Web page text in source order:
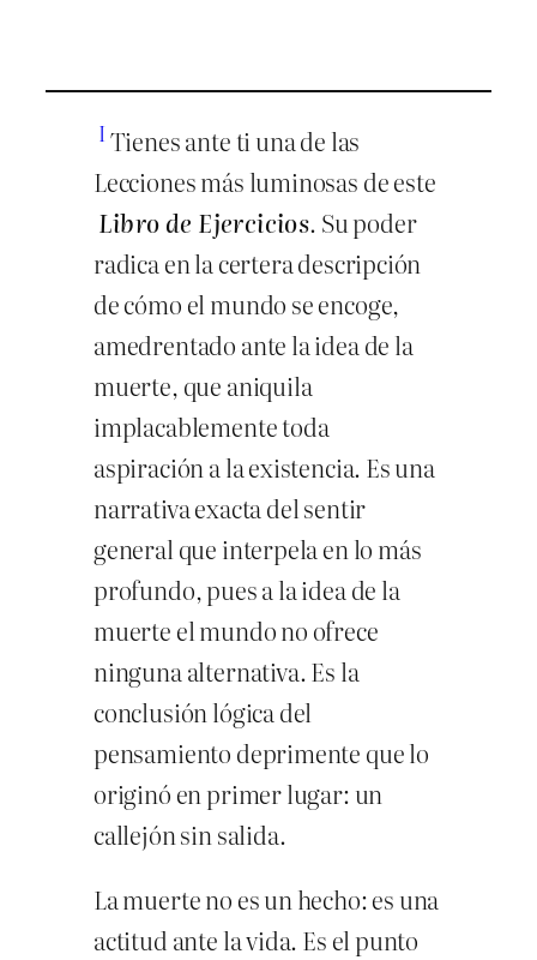
I Tienes ante ti una de las
Lecciones más luminosas de este
Libro de Ejercicios. Su poder
radica en la certera descripción
de cómo el mundo se encoge,
amedrentado ante la idea de la
muerte, que aniquila
implacablemente toda
aspiración a la existencia. Es una
narrativa exacta del sentir
general que interpela en lo más
profundo, pues a la idea de la
muerte el mundo no ofrece
ninguna alternativa. Es la
conclusión lógica del
pensamiento deprimente que lo
originó en primer lugar: un
callejón sin salida.
La muerte no es un hecho: es una
actitud ante la vida. Es el punto